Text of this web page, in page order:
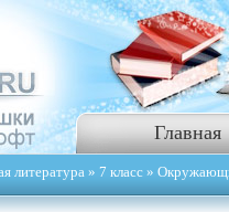
Главная
литература » 7 класс »